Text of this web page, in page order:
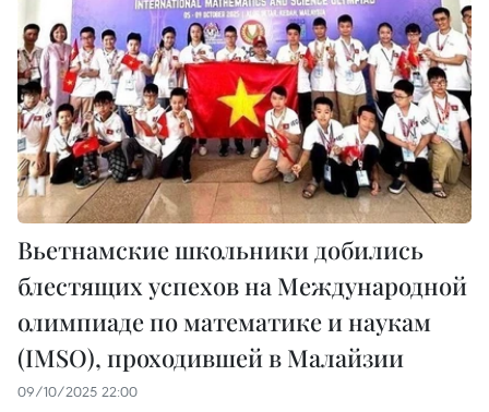
Вьетнамские школьники добились
блестящих успехов на Международной
олимпиаде по математике и наукам
(IMSO), проходившей в Малайзии
09/10/2025 22:00